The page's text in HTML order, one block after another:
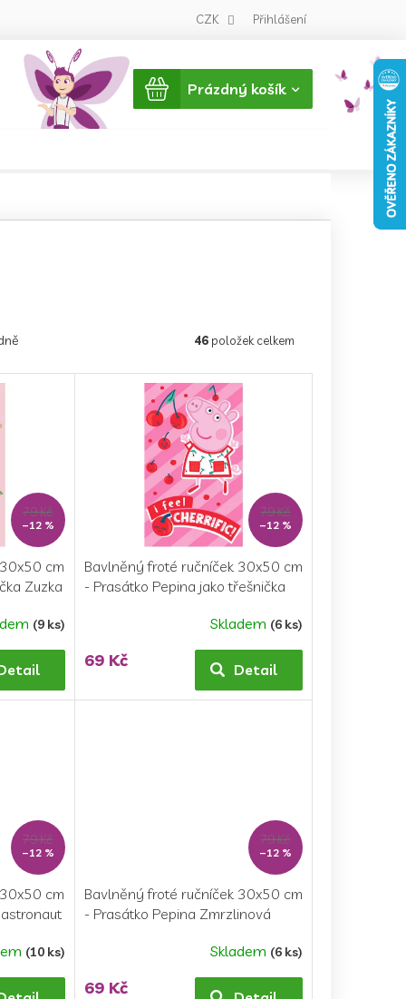
CZK Přihlášení
Nákupní
košík
Prázdný košík
46 položek celkem
79 Kč
–12 %
cm
Zuzka
(9 ks)
79 Kč
–12 %
Bavlněný froté ručníček 30x50 cm
- Prasátko Pepina jako třešnička
Skladem (6 ks)
69 Kč Detail
79 Kč
–12 %
cm
(10 ks)
79 Kč
–12 %
Bavlněný froté ručníček 30x50 cm
- Prasátko Pepina Zmrzlinová
Skladem (6 ks)
69 Kč